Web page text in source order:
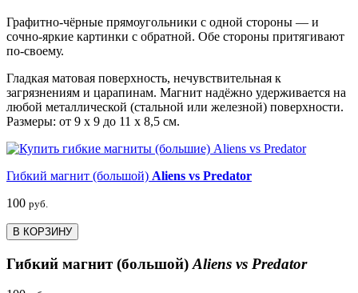
Графитно-чёрные прямоугольники с одной стороны — и
сочно-яркие картинки с обратной. Обе стороны притягивают
по-своему.
Гладкая матовая поверхность, нечувствительная к
загрязнениям и царапинам. Магнит надёжно удерживается на
любой металлической (стальной или железной) поверхности.
Размеры: от 9 х 9 до 11 х 8,5 см.
Гибкий магнит (большой) Aliens vs Predator
100 руб.
В КОРЗИНУ
Гибкий магнит (большой) Aliens vs Predator